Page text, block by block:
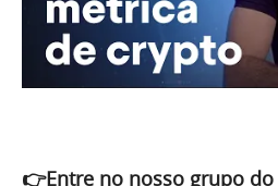
👉Entre no nosso grupo do